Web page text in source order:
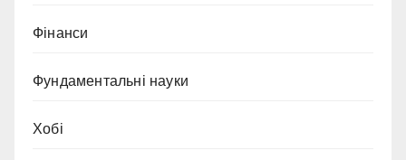
Фінанси
Фундаментальні науки
Хобі